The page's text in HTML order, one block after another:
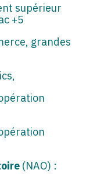
supérieur
+5
grandes
(NAO) :